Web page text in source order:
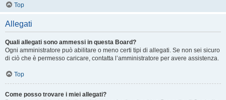
Top
Allegati
Quali allegati sono ammessi in questa Board?
Ogni amministratore può abilitare o meno certi tipi di allegati. Se non sei sicuro
di ciò che è permesso caricare, contatta l’amministratore per avere assistenza.
Top
Come posso trovare i miei allegati?